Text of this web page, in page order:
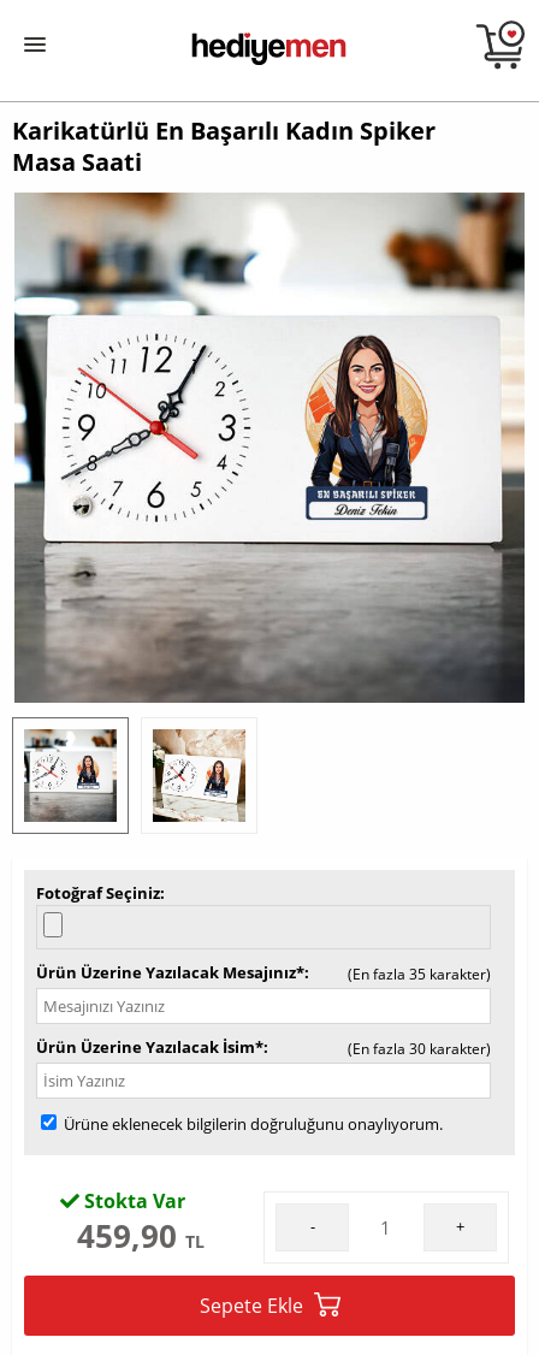
Karikatürlü En Başarılı Kadın Spiker
Masa Saati
Fotoğraf Seçiniz
Ürün Üzerine Yazılacak Mesajınız* (En fazla 35 karakter)
Ürün Üzerine Yazılacak İsim* (En fazla 30 karakter)
Ürüne eklenecek bilgilerin doğruluğunu onaylıyorum.
Stokta Var
459,90 TL
- +
Sepete Ekle